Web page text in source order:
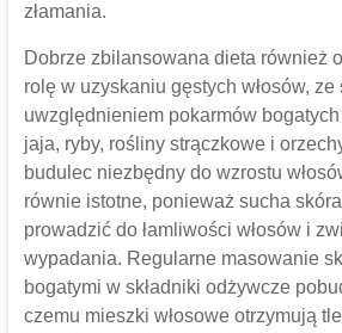
złamania.
Dobrze zbilansowana dieta również
rolę w uzyskaniu gęstych włosów,
uwzględnieniem pokarmów
jaja, ryby, rośliny strączkowe i
budulec niezbędny do wzrostu
równie istotne, ponieważ sucha
prowadzić do łamliwości włosów i
wypadania. Regularne masowanie
bogatymi w składniki odżywcze
czemu mieszki włosowe otrzymują